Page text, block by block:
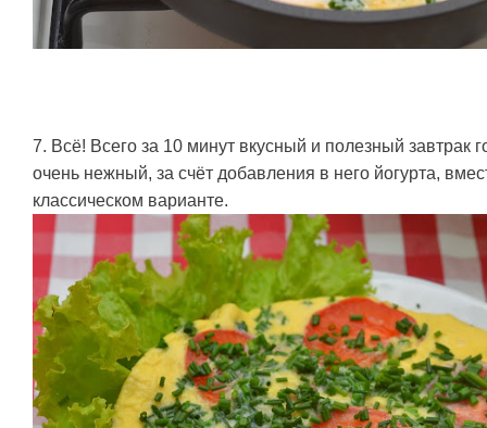
7. Всё! Всего за 10 минут вкусный и полезный завтрак
очень нежный, за счёт добавления в него йогурта,
классическом варианте.